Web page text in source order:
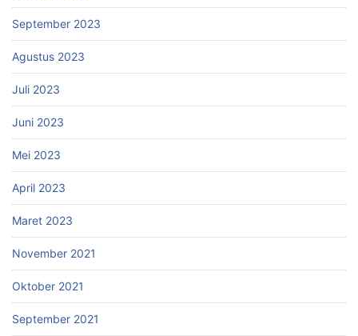
September 2023
Agustus 2023
Juli 2023
Juni 2023
Mei 2023
April 2023
Maret 2023
November 2021
Oktober 2021
September 2021